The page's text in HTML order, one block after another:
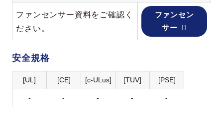
ファンセンサー資料をご確認く
ださい。
ファンセン
サー
安全規格
[UL] [CE] [c-ULus] [TUV] [PSE]
- - - - -